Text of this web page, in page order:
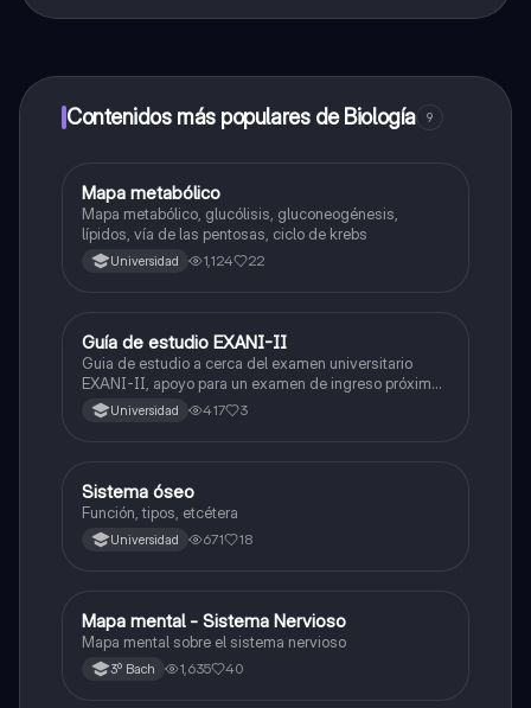
a determinadas funciones.
Contenidos más populares de Biología 9
Biología
Mapa metabólico
Mapa metabólico, glucólisis, gluconeogénesis,
lípidos, vía de las pentosas, ciclo de krebs
Universidad 1,124 22
Historia
Guía de estudio EXANI-II
Guia de estudio a cerca del examen universitario
EXANI-II, apoyo para un examen de ingreso próximo
2026.Universidad 417 3
Biología
Sistema óseo
Función, tipos, etcétera
Universidad 671 18
Biología
Mapa mental - Sistema Nervioso
Mapa mental sobre el sistema nervioso
3º Bach 1,635 40